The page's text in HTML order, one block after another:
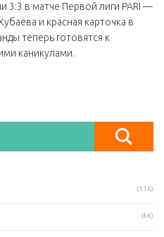
3:3 в матче Первой лиги PARI —
и красная карточка в
теперь готовятся к
каникулами.
(116)
(66)